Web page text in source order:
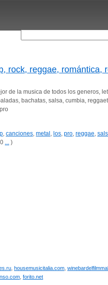
rock, reggae, romántica,
de la musica de todos los generos,
bachatas, salsa, cumbia,
, canciones, metal , los, pro, reggae,
... )
housemusicitalia.com
forito.net